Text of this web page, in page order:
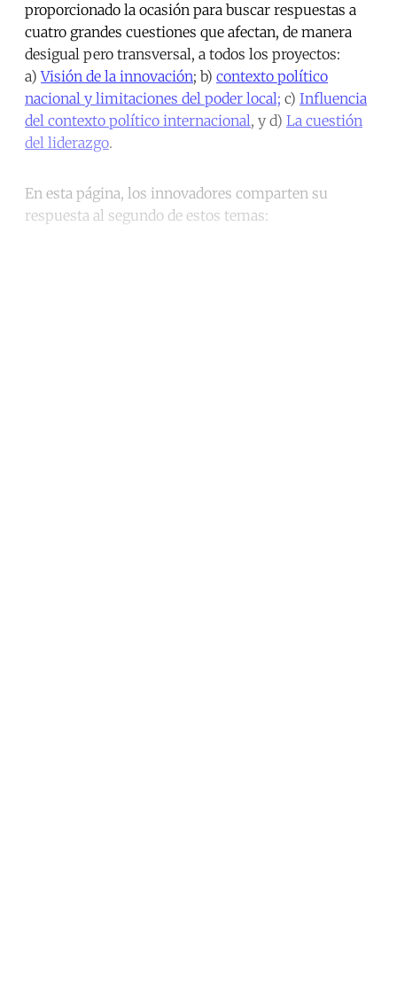
proporcionado la ocasión para buscar respuestas a
cuatro grandes cuestiones que afectan, de manera
desigual pero transversal, a todos los proyectos:
a)Visión de la innovación; b) contexto político
nacional y limitaciones del poder local; c) Influencia
del contexto político internacional, y d) La cuestión
del liderazgo.
En esta página, los innovadores comparten su
respuesta al segundo de estos temas: